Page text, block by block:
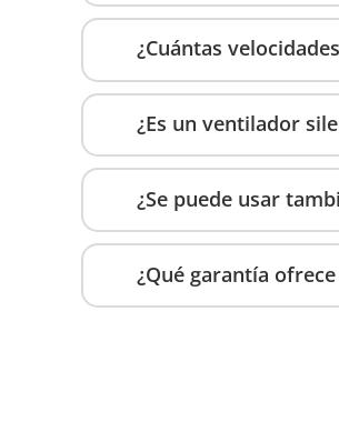
¿Cuántas
¿Es un ventilador
¿Se puede usar
¿Qué garantía